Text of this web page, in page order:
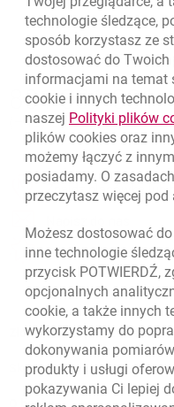
Nawigacja
Zadzwoń do nas
801 331 331
(+48) 22 598 40 40
Znajdź placówkę lub
Oceń nas otwiera się
Złóż wniosek przez internet
Skontaktuj się ze Specjalistą
O banku
technologie śledzące,
sposób korzystasz ze
dostosować do Twoich
informacjami na temat
cookie i innych
naszej Polityki plików
plików cookies oraz
możemy łączyć z
posiadamy. O
przeczytasz więcej pod
Możesz dostosować
inne technologie
przycisk POTWIERDŹ,
opcjonalnych
cookie, a także innych
wykorzystamy do
dokonywania
produkty i usługi
pokazywania Ci lepiej